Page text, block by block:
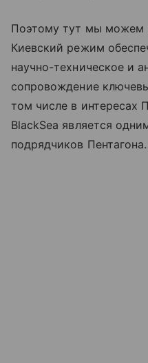
Поэтому тут мы можем
Киевский режим
научно-техническое и
сопровождение
том числе в интересах
BlackSea является
подрядчиков Пентагона.